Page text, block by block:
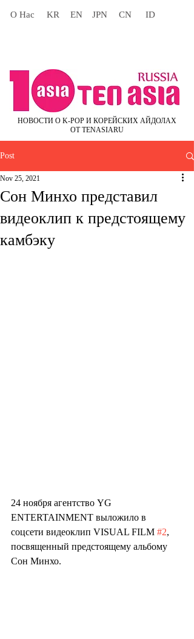
О Нас KR EN JPN CN ID
НОВОСТИ О K-POP И КОРЕЙСКИХ АЙДОЛАХ
ОТ TENASIARU
Post
Сон Минхо представил
видеоклип к предстоящему
камбэку
Nov 25, 2021
24 ноября агентство YG
ENTERTAINMENT выложило в
соцсети видеоклип VISUAL FILM #2,
посвященный предстоящему альбому
Сон Минхо.